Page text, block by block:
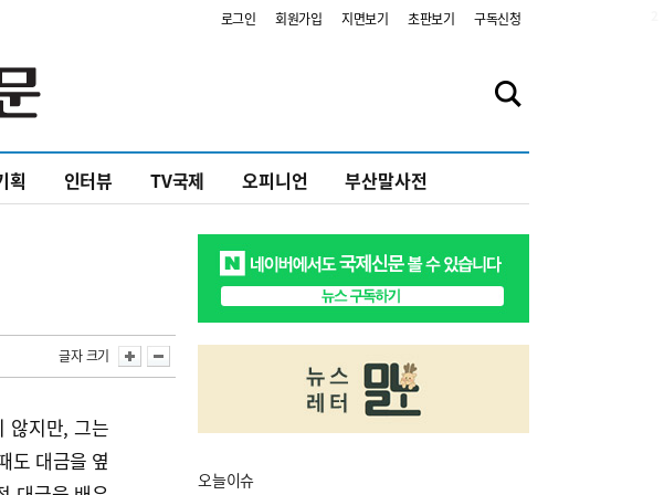
로그인 회원가입 지면보기 초판보기 구독신청
획 인터뷰 TV국제 오피니언 부산말사전
글자 크기
않지만, 그는
도 대금을 옆
오늘이슈